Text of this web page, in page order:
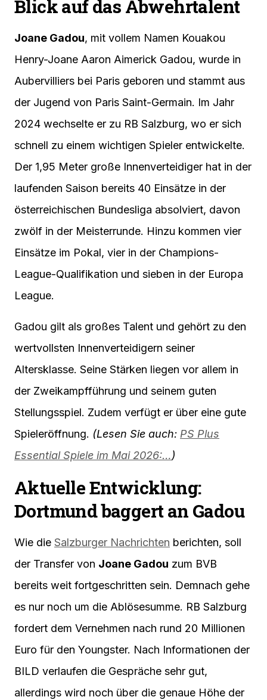
Blick auf das Abwehrtalent
Joane Gadou, mit vollem Namen Kouakou
Henry-Joane Aaron Aimerick Gadou, wurde in
Aubervilliers bei Paris geboren und stammt aus
der Jugend von Paris Saint-Germain. Im Jahr
2024 wechselte er zu RB Salzburg, wo er sich
schnell zu einem wichtigen Spieler entwickelte.
Der 1,95 Meter große Innenverteidiger hat in der
laufenden Saison bereits 40 Einsätze in der
österreichischen Bundesliga absolviert, davon
zwölf in der Meisterrunde. Hinzu kommen vier
Einsätze im Pokal, vier in der Champions-
League-Qualifikation und sieben in der Europa
League.
Gadou gilt als großes Talent und gehört zu den
wertvollsten Innenverteidigern seiner
Altersklasse. Seine Stärken liegen vor allem in
der Zweikampfführung und seinem guten
Stellungsspiel. Zudem verfügt er über eine gute
Spieleröffnung. (Lesen Sie auch: PS Plus
Essential Spiele im Mai 2026:…)
Aktuelle Entwicklung:
Dortmund baggert an Gadou
Wie die Salzburger Nachrichten berichten, soll
der Transfer von Joane Gadou zum BVB
bereits weit fortgeschritten sein. Demnach gehe
es nur noch um die Ablösesumme. RB Salzburg
fordert dem Vernehmen nach rund 20 Millionen
Euro für den Youngster. Nach Informationen der
BILD verlaufen die Gespräche sehr gut,
allerdings wird noch über die genaue Höhe der